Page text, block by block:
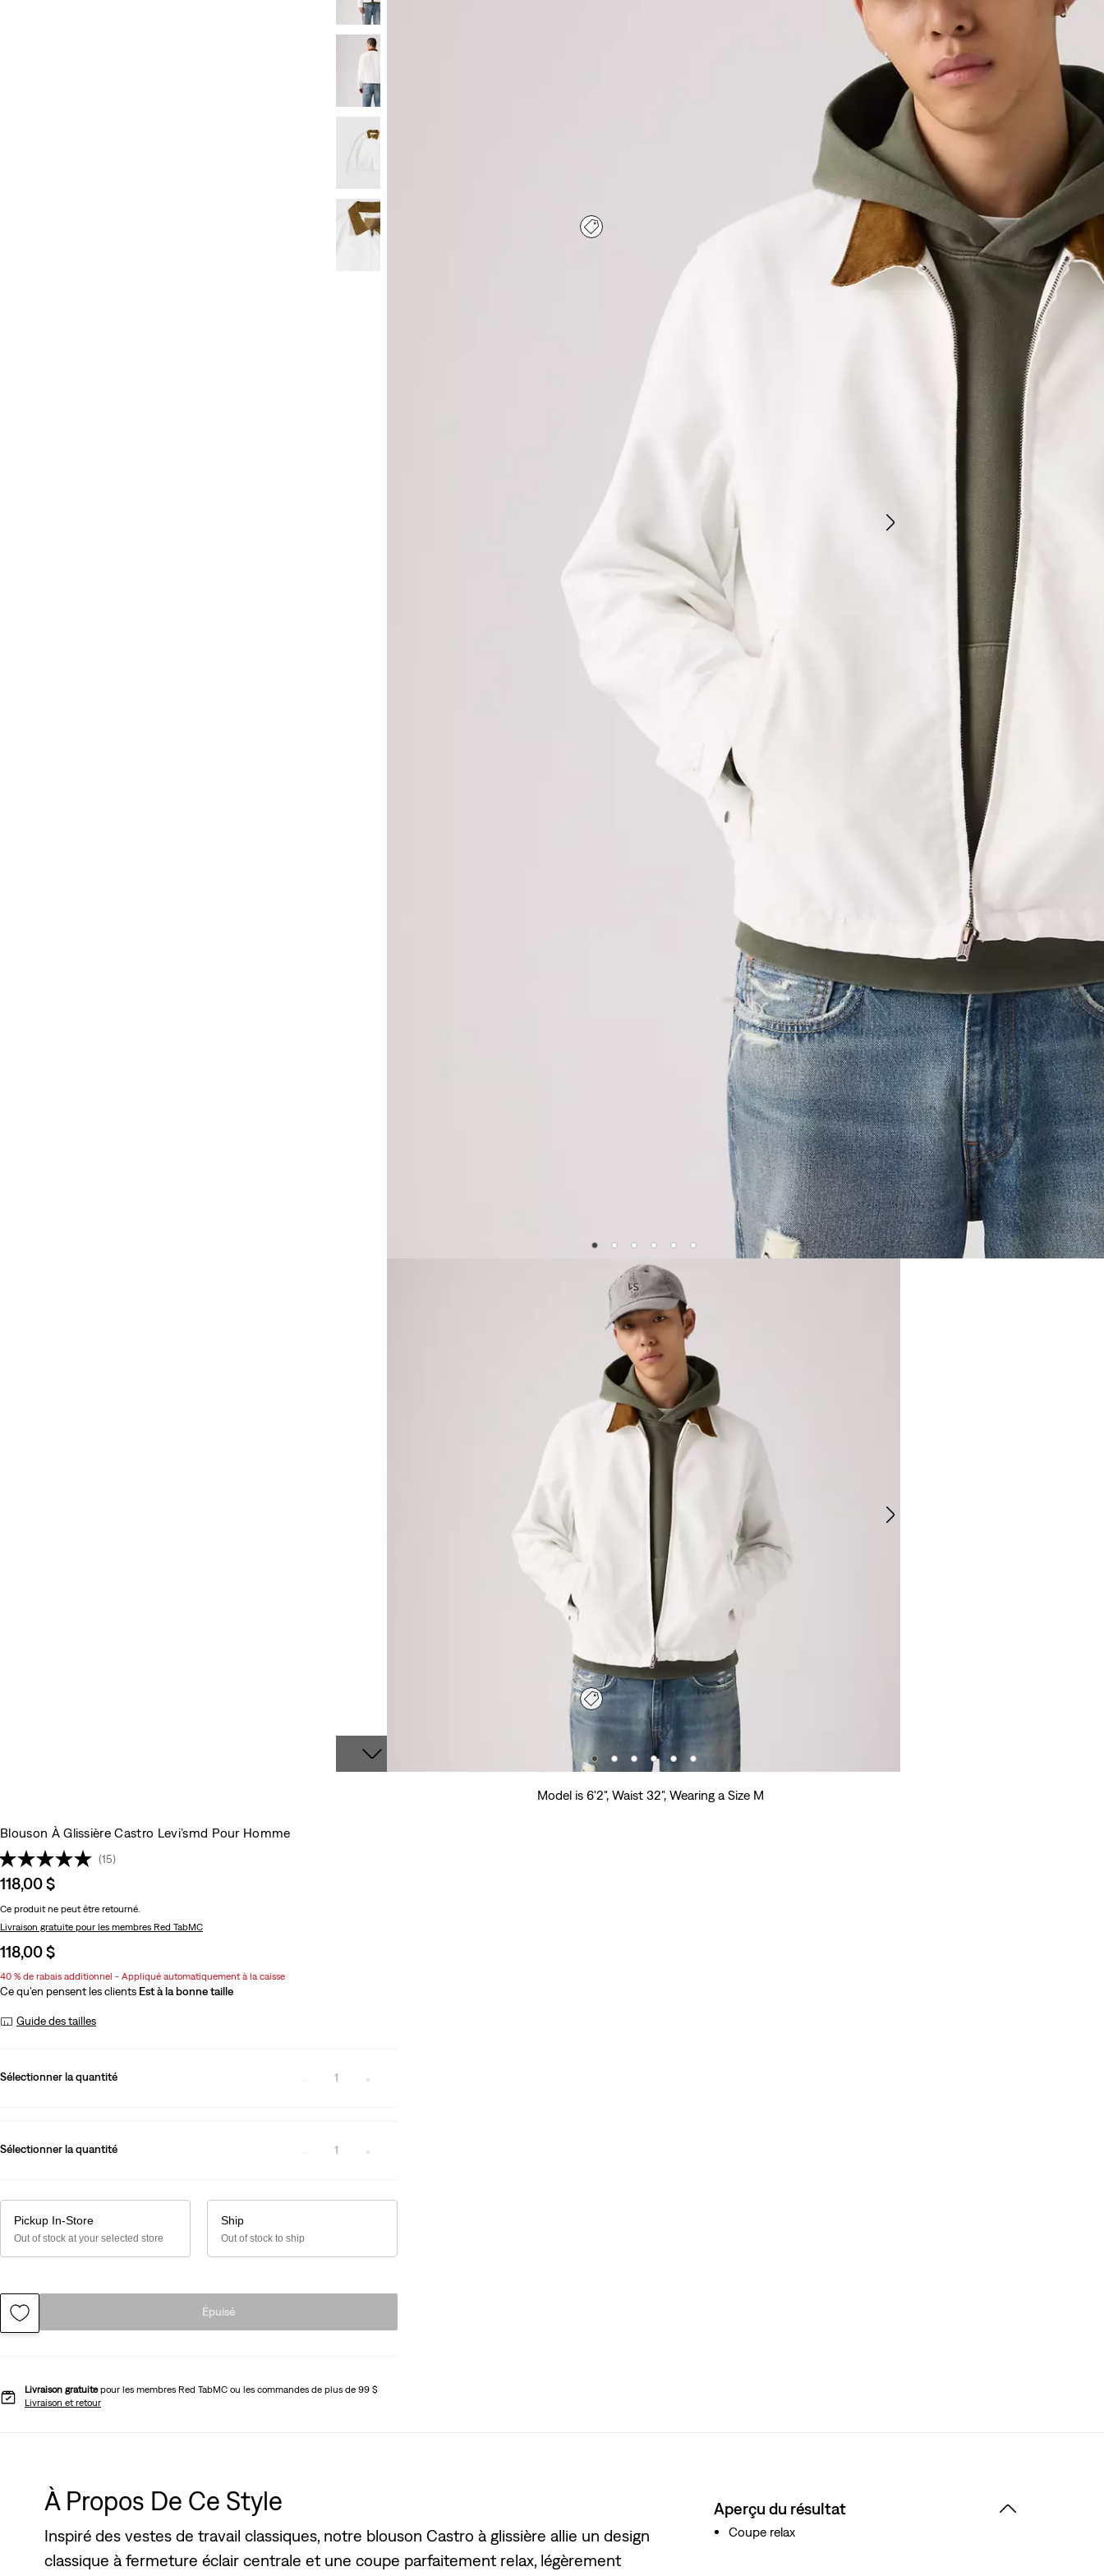
Model is 6'2", Waist 32", Wearing a Size M
Blouson À Glissière Castro Levi’smd Pour Homme
(15)
Sale
is
118,00 $
Ce produit ne peut être retourné.
Livraison gratuite pour les membres Red TabMC
Sale
is
118,00 $
40 % de rabais additionnel - Appliqué automatiquement à la caisse
Ce qu’en pensent les clients Est à la bonne taille
Guide des tailles
Sélectionner la quantité 1
Sélectionner la quantité 1
Pickup In-Store
Out of stock at your selected store
Ship
Out of stock to ship
Épuisé
Livraison gratuitepour les membres Red TabMC ou les commandes de plus de 99 $
Livraison et retour
À Propos De Ce Style
Inspiré des vestes de travail classiques, notre blouson Castro à glissière allie un design
classique à fermeture éclair centrale et une coupe parfaitement relax, légèrement
Aperçu du résultat
Coupe relax